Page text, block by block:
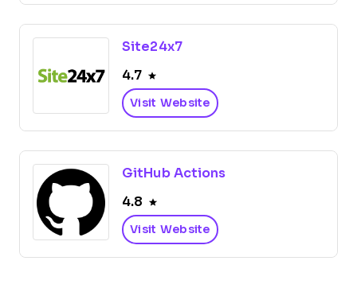
Site24x7
4.7
Visit Website
GitHub Actions
4.8
Visit Website